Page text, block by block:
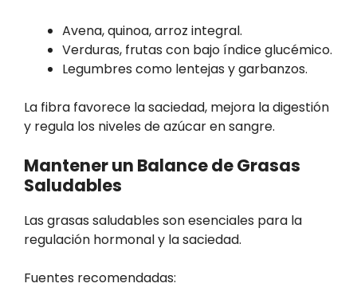
Avena, quinoa, arroz integral.
Verduras, frutas con bajo índice glucémico.
Legumbres como lentejas y garbanzos.
La fibra favorece la saciedad, mejora la digestión
y regula los niveles de azúcar en sangre.
Mantener un Balance de Grasas
Saludables
Las grasas saludables son esenciales para la
regulación hormonal y la saciedad.
Fuentes recomendadas: